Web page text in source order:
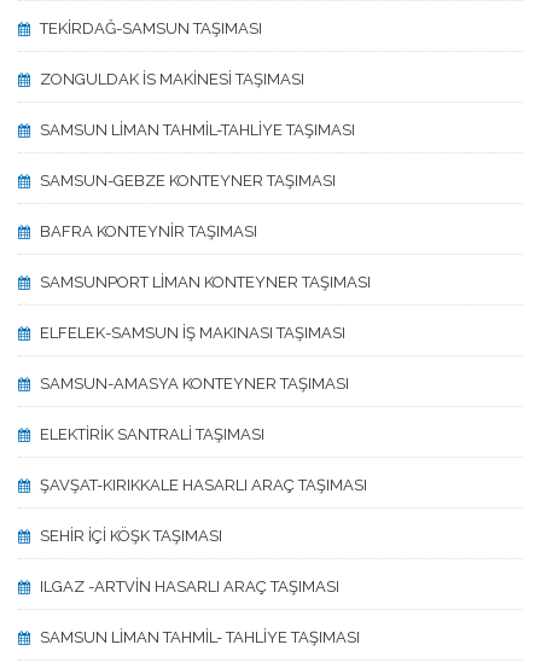
TEKİRDAĞ-SAMSUN TAŞIMASI
ZONGULDAK İS MAKİNESİ TAŞIMASI
SAMSUN LİMAN TAHMİL-TAHLİYE TAŞIMASI
SAMSUN-GEBZE KONTEYNER TAŞIMASI
BAFRA KONTEYNİR TAŞIMASI
SAMSUNPORT LİMAN KONTEYNER TAŞIMASI
ELFELEK-SAMSUN İŞ MAKINASI TAŞIMASI
SAMSUN-AMASYA KONTEYNER TAŞIMASI
ELEKTİRİK SANTRALİ TAŞIMASI
ŞAVŞAT-KIRIKKALE HASARLI ARAÇ TAŞIMASI
SEHİR İÇİ KÖŞK TAŞIMASI
ILGAZ -ARTVİN HASARLI ARAÇ TAŞIMASI
SAMSUN LİMAN TAHMİL- TAHLİYE TAŞIMASI